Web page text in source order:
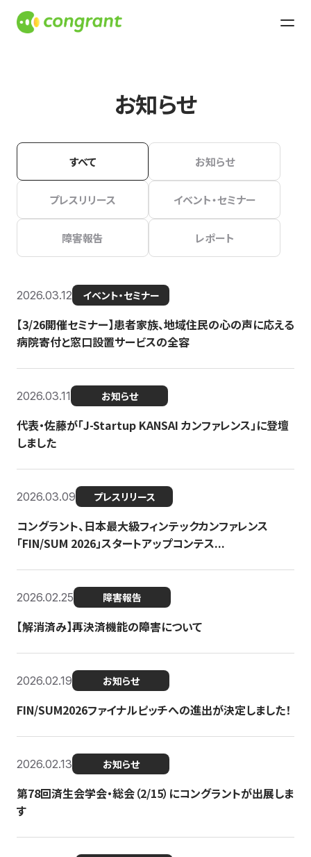
お知らせ
すべて お知らせ
プレスリリース イベント・セミナー
障害報告 レポート
2026.03.12 イベント・セミナー
【3/26開催セミナー】患者家族、地域住民の心の声に応える
病院寄付と窓口設置サービスの全容
2026.03.11 お知らせ
代表・佐藤が「J-Startup KANSAI カンファレンス」に登壇
しました
2026.03.09 プレスリリース
コングラント、日本最大級フィンテックカンファレンス
「FIN/SUM 2026」スタートアップコンテス...
2026.02.25 障害報告
【解消済み】再決済機能の障害について
2026.02.19 お知らせ
FIN/SUM2026ファイナルピッチへの進出が決定しました！
2026.02.13 お知らせ
第78回済生会学会・総会（2/15）にコングラントが出展しま
す